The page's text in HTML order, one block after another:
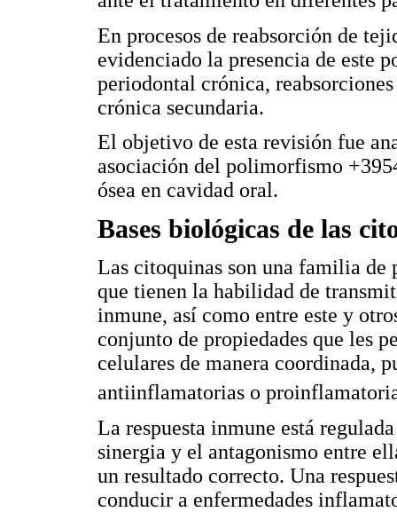
En procesos de reabsorción de
evidenciado la presencia de este
periodontal crónica,
crónica secundaria.
El objetivo de esta revisión fue
asociación del polimorfismo
ósea en cavidad oral.
Bases biológicas de las
Las citoquinas son una familia de
que tienen la habilidad de
inmune, así como entre este y
conjunto de propiedades que les
celulares de manera coordinada,
antiinflamatorias o
La respuesta inmune está
sinergia y el antagonismo entre
un resultado correcto. Una
conducir a enfermedades